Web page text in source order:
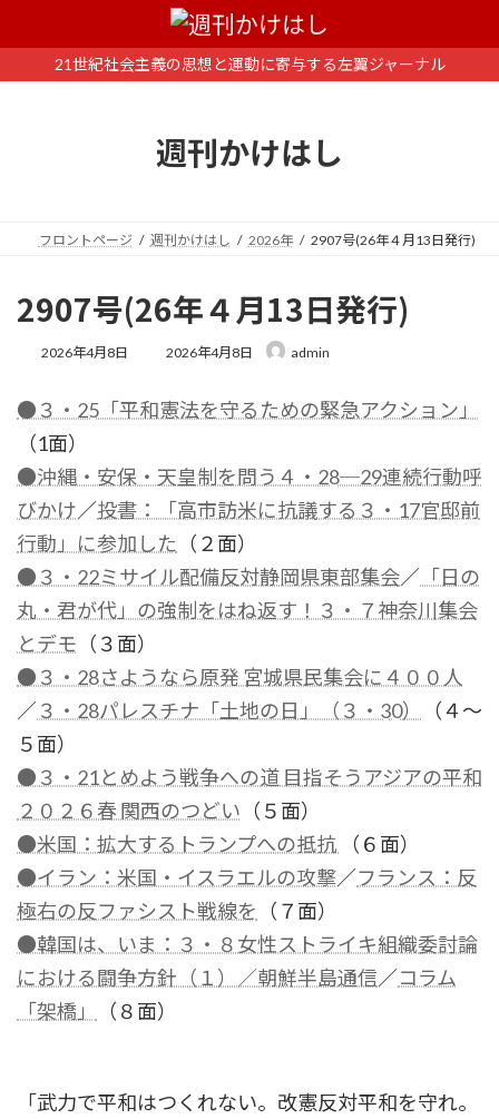
ン
ー
21世紀社会主義の思想と運動に寄与する左翼ジャーナル
週刊かけはし
フロントページ 週刊かけはし 2026年 2907号(26年４月13日発行)
2907号(26年４月13日発行)
2026年4月8日
最
新
:
2026年4月8日 admin
●３・25「平和憲法を守るための緊急アクション」
（1面）
●沖縄・安保・天皇制を問う４・28─29連続行動呼
びかけ／投書：「高市訪米に抗議する３・17官邸前
行動」に参加した （２面）
●３・22ミサイル配備反対静岡県東部集会／ 「日の
丸・君が代」の強制をはね返す！３・７神奈川集会
とデモ （３面）
●３・28さようなら原発 宮城県民集会に４００人
／３・28パレスチナ「土地の日」（３・30）
（４～
５面）
●３・21とめよう戦争への道 目指そうアジアの平和
２０２６春 関西のつどい （５面）
●米国：拡大するトランプへの抵抗
（６面）
●イラン：米国・イスラエルの攻撃／フランス：反
極右の反ファシスト戦線を （７面）
●韓国は、いま：３・８女性ストライキ組織委討論
における闘争方針（１）／朝鮮半島通信／コラム
「架橋」
（８面）
「武力で平和はつくれない。改憲反対平和を守れ。